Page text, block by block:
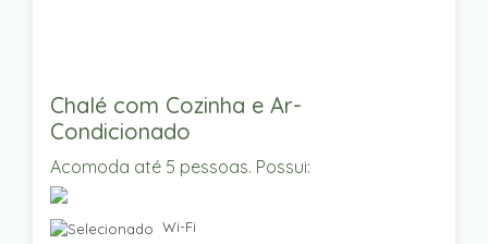
Chalé com Cozinha e Ar-
Condicionado
Acomoda até 5 pessoas. Possui:
Wi-Fi